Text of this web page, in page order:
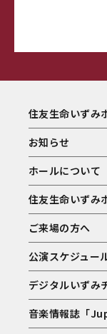
住友生命いずみ
お知らせ
ホールについて
住友生命いずみ
ご来場の方へ
公演スケジュー
デジタルいずみ
音楽情報誌「